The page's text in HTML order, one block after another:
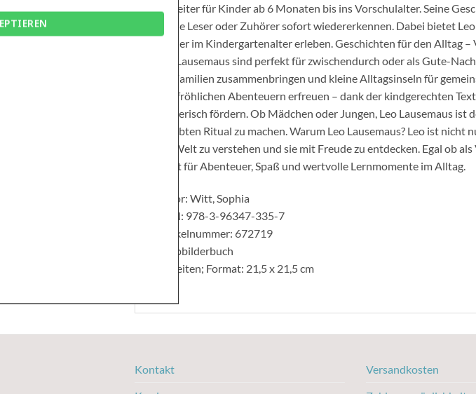
Begleiter für Kinder ab 6 Monaten bis ins Vorschulalter. Seine
kleine Leser oder Zuhörer sofort wiedererkennen. Dabei bietet
Kinder im Kindergartenalter erleben. Geschichten für den Alltag
Leo Lausemaus sind perfekt für zwischendurch oder als Gute-
die Familien zusammenbringen und kleine Alltagsinseln für
den fröhlichen Abenteuern erfreuen – dank der kindgerechten
spielerisch fördern. Ob Mädchen oder Jungen, Leo Lausemaus
geliebten Ritual zu machen. Warum Leo Lausemaus? Leo ist
die Welt zu verstehen und sie mit Freude zu entdecken. Egal ob
steht für Abenteuer, Spaß und wertvolle Lernmomente im Alltag.
Autor: Witt, Sophia
ISBN: 978-3-96347-335-7
Artikelnummer: 672719
Pappbilderbuch
16 Seiten; Format: 21,5 x 21,5 cm
Kontakt
Versandkosten